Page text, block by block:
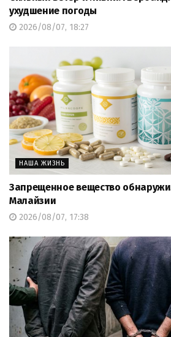
ухудшение погоды
2026/08/07, 18:27
НАША ЖИЗНЬ
Запрещенное вещество
Малайзии
2026/08/07, 17:38